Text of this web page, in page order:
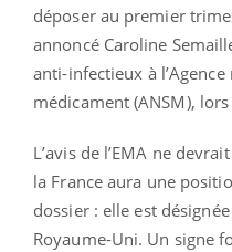
déposer au premier
annoncé Caroline
anti-infectieux à
médicament (ANSM),
L’avis de l’EMA ne
la France aura une
dossier : elle est
Royaume-Uni. Un signe